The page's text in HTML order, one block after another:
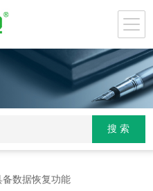
数据恢复功能